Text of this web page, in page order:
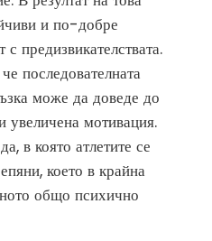
и по-добре
предизвикателствата.
последователната
може да доведе до
увеличена мотивация.
в която атлетите се
което в крайна
общо психично